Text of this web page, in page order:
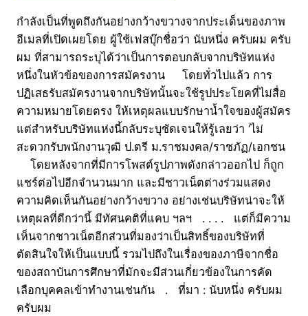
กำลังเป็นที่พูดถึงกันอย่างกว้างขวางจากประเด็นของภาพ
อีเมลที่เปิดเผยโดย ผู้ใช้เฟสบุ๊กชื่อว่า นับหนึ่ง ครับผม ครับ
ผม ที่สามารถระบุได้ว่าเป็นการตอบกลับจากบริษัทแห่ง
หนึ่งในหัวข้อของการสมัครงาน โดยทั่วไปแล้ว การ
ปฏิเสธรับสมัครงานจากบริษัทนั้นจะใช้รูปประโยคที่ไม่สื่อ
ความหมายโดยตรง ให้เหตุผลแบบรักษาน้ำใจของผู้สมัคร
แต่สำหรับบริษัทแห่งนี้กลับระบุชัดเจนให้รู้เลยว่า ‘ไม่
สะดวกรับพนักงานวุฒิ ป.ตรี ม.ราชมงคล/ราชภัฏ/เอกชน
โดยหลังจากที่มีการโพสต์รูปภาพดังกล่าวออกไป ก็ถูก
แชร์ต่อไปอีกจำนวนมาก และมีชาวเน็ตต่างร่วมแสดง
ความคิดเห็นกันอย่างกว้างขวาง อย่างเช่นบริษัทน่าจะให้
เหตุผลที่ดีกว่านี้ มีทัศนคติที่แคบ ฯลฯ . . . . แต่ก็มีความ
เห็นจากชาวเน็ตอีกส่วนที่มองว่าเป็นสิทธิ์ของบริษัทที่
ตัดสินใจให้เป็นแบบนี้ รวมไปถึงในเรื่องของภาษีจากชื่อ
ของสถาบันการศึกษาที่มักจะมีส่วนเกี่ยวข้องในการคัด
เลือกบุคคลเข้าทำงานเช่นกัน . ที่มา : นับหนึ่ง ครับผม
ครับผม